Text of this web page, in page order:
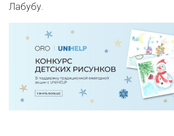
Лабубу.